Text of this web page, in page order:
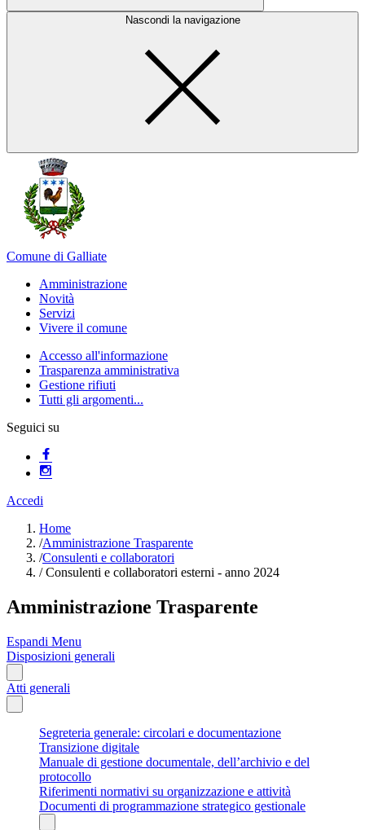
Nascondi la navigazione
Comune di Galliate
Amministrazione
Novità
Servizi
Vivere il comune
Accesso all'informazione
Trasparenza amministrativa
Gestione rifiuti
Tutti gli argomenti...
Seguici su
Accedi
Home
/Amministrazione Trasparente
/Consulenti e collaboratori
/Consulenti e collaboratori esterni - anno 2024
Amministrazione Trasparente
Espandi Menu
Disposizioni generali
Atti generali
Segreteria generale: circolari e documentazione
Transizione digitale
Manuale di gestione documentale, dell’archivio e del
protocollo
Riferimenti normativi su organizzazione e attività
Documenti di programmazione strategico gestionale